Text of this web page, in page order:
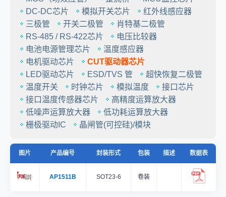
DC-DC芯片
模拟开关芯片
红外线感应器
三极管
开关二极管
肖特基二极管
RS-485 / RS-422芯片
电压比较器
电池电源管理芯片
温度感应器
电机驱动芯片
CUT驱动器芯片
LED驱动芯片
ESD/TVS 管
超快恢复二极管
温度开关
时钟芯片 模拟温度
接口芯片
接口温度传感器芯片
高精度运算放大器
低噪声运算放大器
低功耗运算放大器
栅极驱动IC
晶闸管(可控硅)/模块
图片 产品编号 封装形式 包装 描述 数据表
AP1511B SOT23-6 卷装